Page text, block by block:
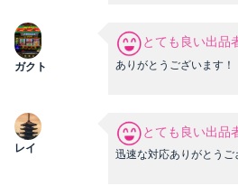
ガクト
とても良い出品
ありがとうございます！
レイ
とても良い出品
迅速な対応ありがとうご